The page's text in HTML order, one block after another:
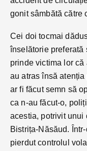
gonit sâmbătă către
Cei doi tocmai
înselătorie preferată
prinde victima lor că
au atras însă
ar fi făcut semn să
ca n-au făcut-o,
acestia, potrivit unui
Bistrița-Năsăud.
pierdut controlul